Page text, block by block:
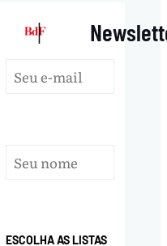
|
ESCOLHA AS LISTAS